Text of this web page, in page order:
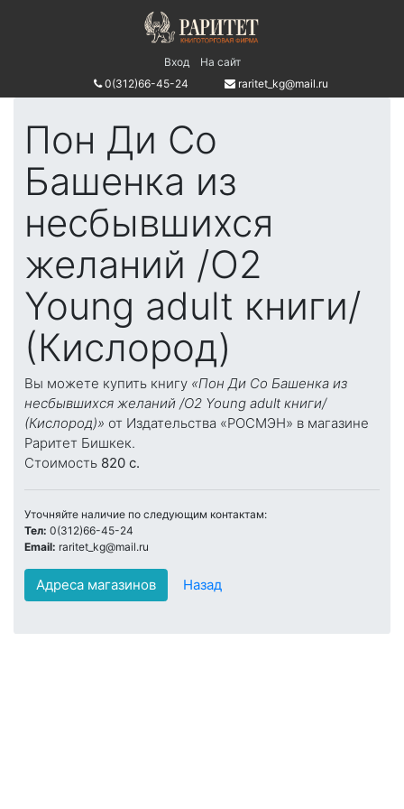
Вход
На сайт
0(312)66-45-24
raritet_kg@mail.ru
Пон Ди Со
Башенка из
несбывшихся
желаний /О2
Young adult книги/
(Кислород)
Вы можете купить книгу «Пон Ди Со Башенка из
несбывшихся желаний /О2 Young adult книги/
(Кислород)» от Издательства «РОСМЭН» в магазине
Раритет Бишкек.
Стоимость 820 c.
Уточняйте наличие по следующим контактам:
Тел: 0(312)66-45-24
Email: raritet_kg@mail.ru
Адреса магазинов Назад